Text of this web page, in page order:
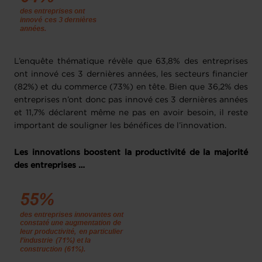
L’enquête thématique révèle que 63,8% des entreprises
ont innové ces 3 dernières années, les secteurs financier
(82%) et du commerce (73%) en tête. Bien que 36,2% des
entreprises n’ont donc pas innové ces 3 dernières années
et 11,7% déclarent même ne pas en avoir besoin, il reste
important de souligner les bénéfices de l’innovation.
Les innovations boostent la productivité de la majorité
des entreprises …